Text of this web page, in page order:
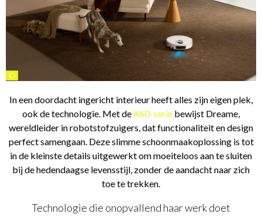
©
In een doordacht ingericht interieur heeft alles zijn eigen plek,
ook de technologie. Met deX60-serie bewijst Dreame,
wereldleider in robotstofzuigers, dat functionaliteit en design
perfect samengaan. Deze slimme schoonmaakoplossing is tot
in de kleinste details uitgewerkt om moeiteloos aan te sluiten
bij de hedendaagse levensstijl, zonder de aandacht naar zich
toe te trekken.
Technologie die onopvallend haar werk doet